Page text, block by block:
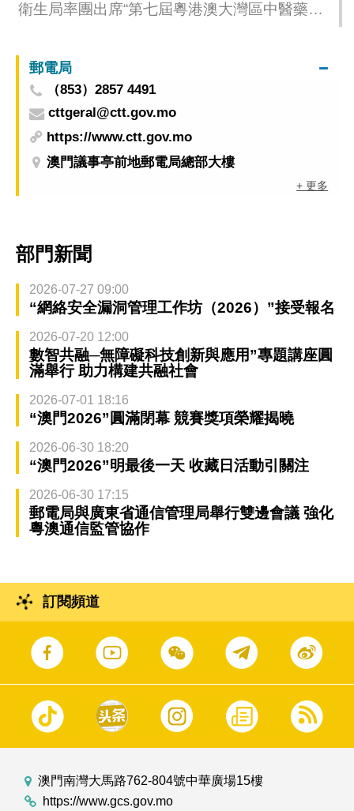
衛生局率團出席“第七屆粵港澳大灣區中醫藥傳
第八屆大會明年於澳門舉行
郵電局
（853）2857 4491
cttgeral@ctt.gov.mo
https://www.ctt.gov.mo
澳門議事亭前地郵電局總部大樓
+ 更多
部門新聞
2026-07-27 09:00
“網絡安全漏洞管理工作坊（2026）”接受報名
2026-07-20 12:00
數智共融─無障礙科技創新與應用”專題講座圓
滿舉行 助力構建共融社會
2026-07-01 18:16
“澳門2026”圓滿閉幕 競賽獎項榮耀揭曉
2026-06-30 18:20
“澳門2026”明最後一天 收藏日活動引關注
2026-06-30 17:15
郵電局與廣東省通信管理局舉行雙邊會議 強化
粵澳通信監管協作
訂閱頻道
澳門南灣大馬路762-804號中華廣場15樓
https://www.gcs.gov.mo